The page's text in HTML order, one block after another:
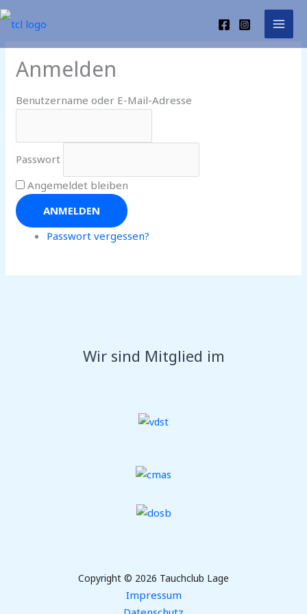
Zum
Inhalt
Anmelden
Benutzername oder E-Mail-Adresse
Passwort
Angemeldet bleiben
ANMELDEN
Passwort vergessen?
Wir sind Mitglied im
Copyright © 2026 Tauchclub Lage
Impressum